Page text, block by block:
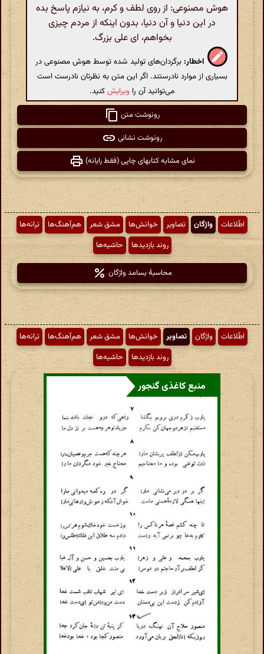
هوش مصنوعی: از روی لطف و کرم، به نیازم پاسخ بده
در این دنیا و آن دنیا، بدون اینکه از مردم چیزی
بخواهم، ای علی بزرگ.
اخطار: برگردان‌های تولید شده توسط هوش مصنوعی در
بسیاری از موارد نادرستند. اگر این متن به نظرتان نادرست است
می‌توانید آن را ویرایشکنید.
رونوشت متن
رونوشت نشانی
نمای مشابه کتابهای چاپی (فقط رایانه)
اطّلاعات واژگان تصاویر خوانش‌ها مشق شعر هم‌آهنگ‌ها
ترانه‌ها
روند بازدیدها
حاشیه‌ها
محاسبهٔ بسامد واژگان
اطّلاعات واژگان تصاویر خوانش‌ها مشق شعر هم‌آهنگ‌ها
ترانه‌ها
روند بازدیدها
حاشیه‌ها
منبع کاغذی گنجور